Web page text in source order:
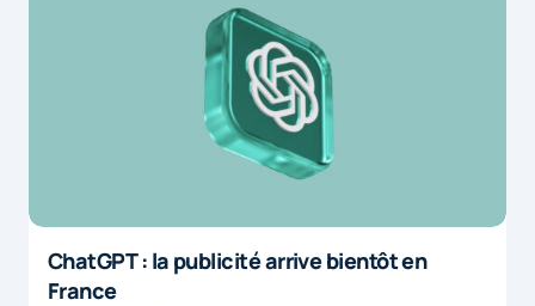
ChatGPT : la publicité arrive bientôt en
France